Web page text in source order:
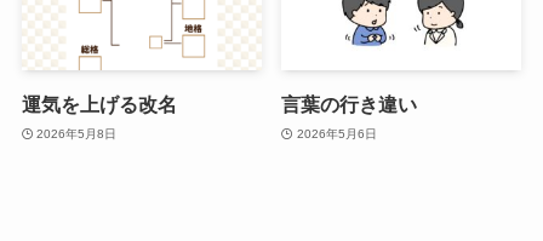
運気を上げる改名
2026年5月8日
言葉の行き違い
2026年5月6日